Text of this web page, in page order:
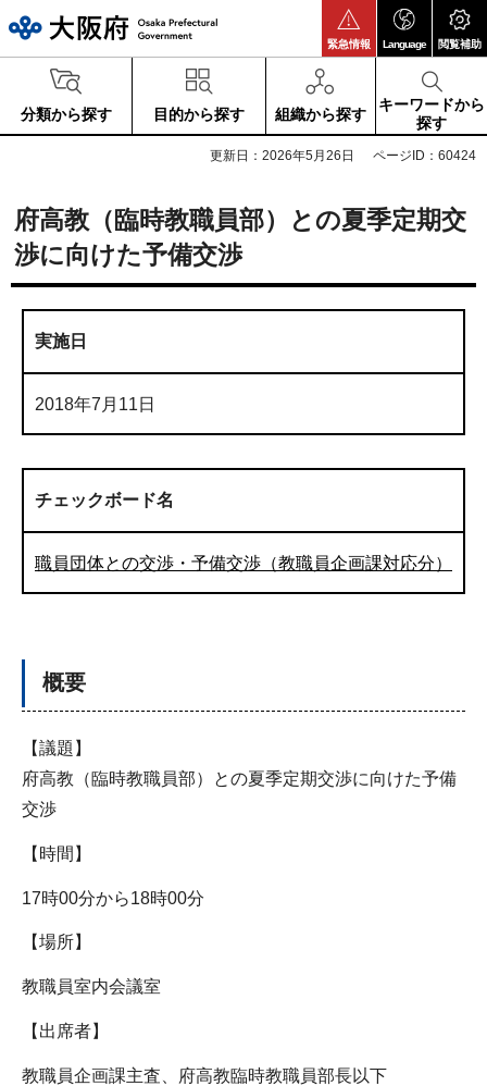
緊急情報 Language 閲覧補助
分類から探す 目的から探す 組織から探す
キーワードから
探す
更新日：2026年5月26日 ページID：60424
府高教（臨時教職員部）との夏季定期交
渉に向けた予備交渉
実施日
2018年7月11日
チェックボード名
職員団体との交渉・予備交渉（教職員企画課対応分）
概要
【議題】
府高教（臨時教職員部）との夏季定期交渉に向けた予備
交渉
【時間】
17時00分から18時00分
【場所】
教職員室内会議室
【出席者】
教職員企画課主査、府高教臨時教職員部長以下